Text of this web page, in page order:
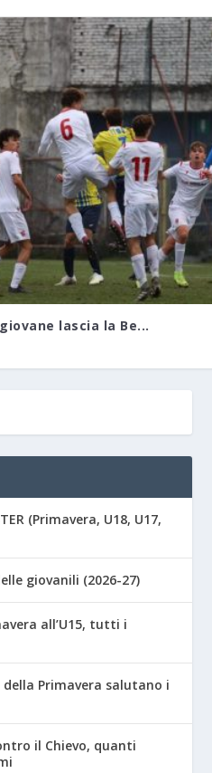
lascia la Be...
(Primavera, U18, U17,
giovanili (2026-27)
all’U15, tutti i
della Primavera salutano i
il Chievo, quanti